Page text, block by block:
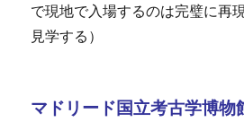
で現地で入場するのは完璧に再
見学する）
マドリード国立考古学博物